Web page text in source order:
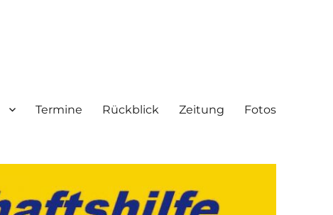
Termine Rückblick Zeitung Fotos